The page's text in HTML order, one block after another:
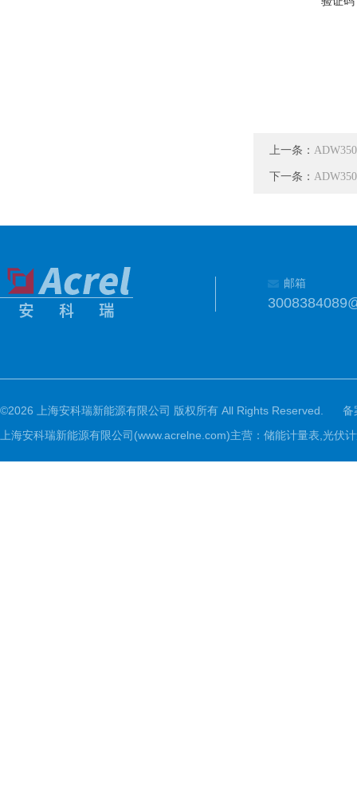
上一条：
下一条：
邮箱
©2026 上海安科瑞新能源有限公司 版权所有 All Rights Reserved.
备
上海安科瑞新能源有限公司(www.acrelne.com)主营：储能计量表,光伏